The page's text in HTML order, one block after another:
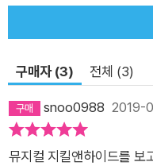
구매자 (3) 전체 (3)
snoo0988 2019-
뮤지컬 지킬앤하이드를 보